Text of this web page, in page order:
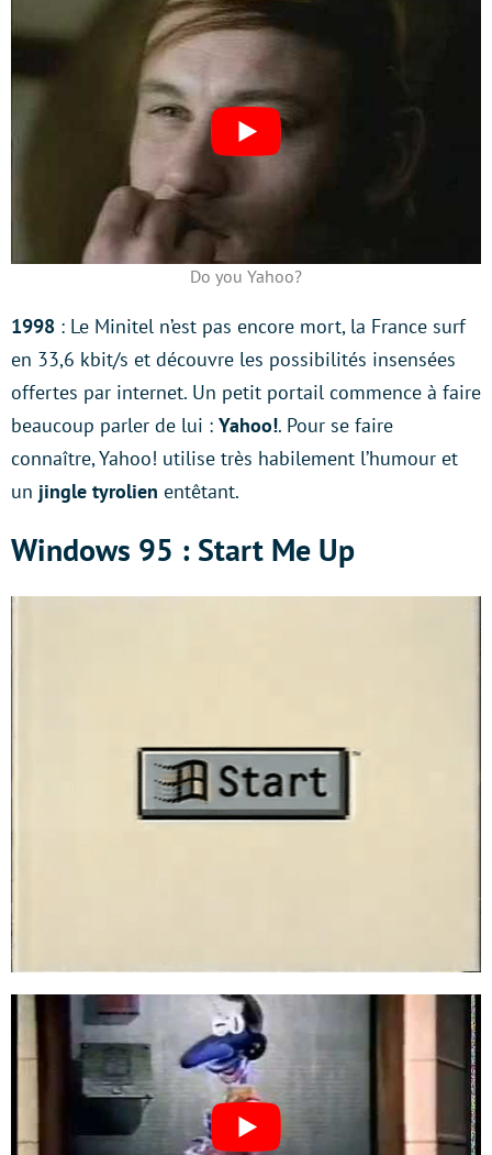
Do you Yahoo?
1998 : Le Minitel n’est pas encore mort, la France surf
en 33,6 kbit/s et découvre les possibilités insensées
offertes par internet. Un petit portail commence à faire
beaucoup parler de lui : Yahoo!. Pour se faire
connaître, Yahoo! utilise très habilement l’humour et
un jingle tyrolien entêtant.
Windows 95 : Start Me Up